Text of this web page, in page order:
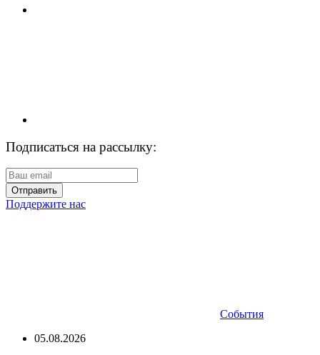
Подписаться на рассылку:
Отправить
Поддержите нас
События
05.08.2026